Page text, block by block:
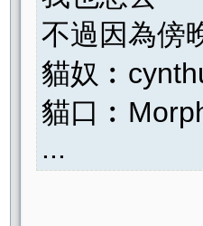
不過因為傍
貓奴
貓口
...